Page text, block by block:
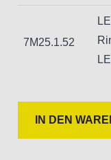
Hogetex/
7M25.1.52
IN DEN